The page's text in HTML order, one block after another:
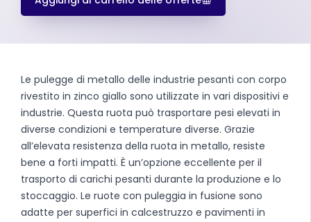
Le pulegge di metallo delle industrie pesanti con corpo
rivestito in zinco giallo sono utilizzate in vari dispositivi e
industrie. Questa ruota può trasportare pesi elevati in
diverse condizioni e temperature diverse. Grazie
all’elevata resistenza della ruota in metallo, resiste
bene a forti impatti. È un’opzione eccellente per il
trasporto di carichi pesanti durante la produzione e lo
stoccaggio. Le ruote con puleggia in fusione sono
adatte per superfici in calcestruzzo e pavimenti in